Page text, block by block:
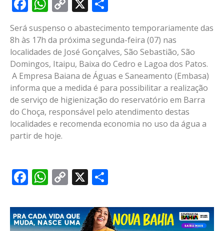
Link
Será suspenso o abastecimento temporariamente das
8h às 17h da próxima segunda-feira (07) nas
localidades de José Gonçalves, São Sebastião, São
Domingos, Itaipu, Baixa do Cedro e Lagoa dos Patos.
A Empresa Baiana de Águas e Saneamento (Embasa)
informa que a medida é para possibilitar a realização
de serviço de higienização do reservatório em Barra
do Choça, responsável pelo atendimento destas
localidades e recomenda economia no uso da água a
partir de hoje.
Facebook
WhatsApp
Copy
X